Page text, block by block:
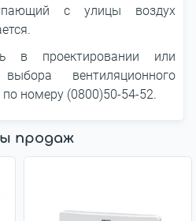
с улицы воздух
в проектировании или
вентиляционного
номеру (0800)50-54-52.
продаж